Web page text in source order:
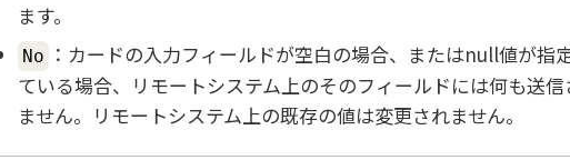
ます。
No
：カードの入力フィールドが空白の場合、またはnull値が指
ている場合、リモートシステム上のそのフィールドには何も送信
ません。リモートシステム上の既存の値は変更されません。